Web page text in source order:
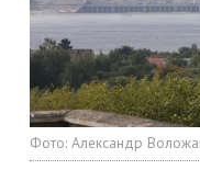
Фото: Александр